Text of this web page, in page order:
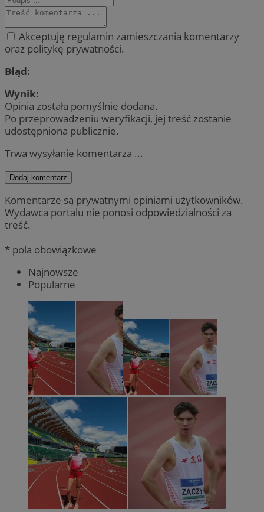
Akceptuję regulamin zamieszczania komentarzy
oraz politykę prywatności.
Błąd:
Wynik:
Opinia została pomyślnie dodana.
Po przeprowadzeniu weryfikacji, jej treść zostanie
udostępniona publicznie.
Trwa wysyłanie komentarza ...
Dodaj komentarz
Komentarze są prywatnymi opiniami użytkowników.
Wydawca portalu nie ponosi odpowiedzialności za
treść.
* pola obowiązkowe
Najnowsze
Popularne